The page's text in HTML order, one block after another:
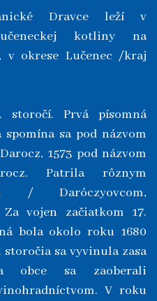
Dravce leží v
kotliny na
v okrese Lučenec /kraj
Prvá písomná
sa pod názvom
1573 pod názvom
Patrila rôznym
/ Daróczyovcom,
vojen začiatkom 17.
bola okolo roku 1680
storočia sa vyvinula zasa
obce sa zaoberali
V roku